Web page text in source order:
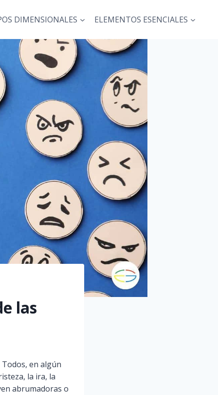
DIMENSIONALES ELEMENTOS ESENCIALES
las
en algún
la ira, la
abrumadoras o